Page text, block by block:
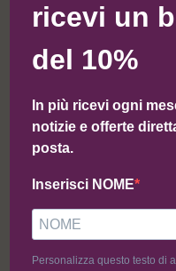
ricevi un
del 10%
In più ricevi ogni
notizie e offerte
posta.
Inserisci NOME
Personalizza questo testo di